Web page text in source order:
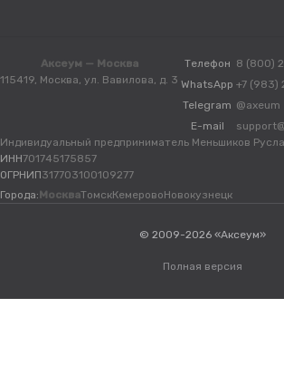
Аксеум — Москва
115419, Москва, ул. Вавилова, д. 3
Телефон 8 (800)
WhatsApp +7 (983)
Telegram @axeum
E-mail
Индивидуальный предприниматель Меньшиков
ИНН701745175857
ОГРНИП317703100109277
Города: МоскваТомскКемеровоНовокузнецк
© 2009-2026 «Аксеум»
Полная версия